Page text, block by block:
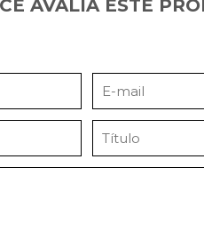
AVALIA ESTE